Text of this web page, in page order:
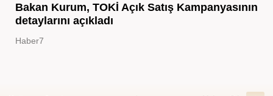
Bakan Kurum, TOKİ Açık Satış Kampanyasının
detaylarını açıkladı
Haber7